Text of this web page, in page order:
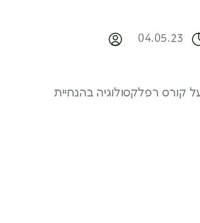
04.05.23
קורס רפלקסולוגיה בהנחיית